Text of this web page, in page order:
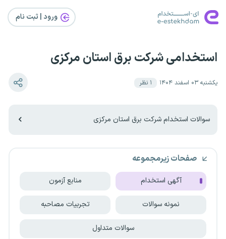
ورود | ثبت‌ نام
استخدامی شرکت برق استان مرکزی
یکشنبه ۰۳ اسفند ۱۴۰۴ ۱ نظر
سوالات استخدام شرکت برق استان مرکزی
صفحات زیرمجموعه
آگهی استخدام منابع آزمون
نمونه سوالات تجربیات مصاحبه
سوالات متداول